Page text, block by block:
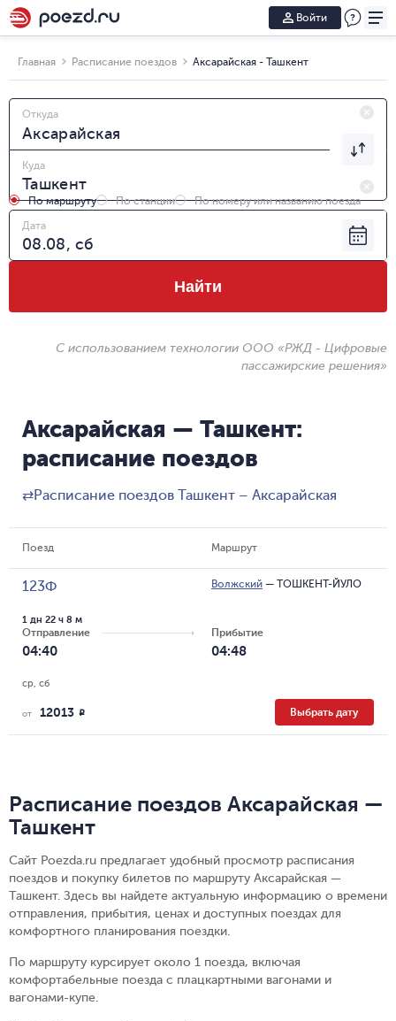
Войти
Главная Расписание поездов Аксарайская - Ташкент
Откуда
Куда
По маршруту По станции
По номеру или названию поезда
Дата
Найти
С использованием технологии ООО «РЖД - Цифровые
пассажирские решения»
Аксарайская — Ташкент:
расписание поездов
⇄Расписание поездов Ташкент – Аксарайская
Поезд Маршрут
123Ф Волжский — ТОШКЕНТ-ЙУЛО
Отправление
04:40
1 дн 22 ч 8 м
Прибытие
04:48
ср, сб
от 12013 R Выбрать дату
Расписание поездов Аксарайская —
Ташкент
Сайт Poezda.ru предлагает удобный просмотр расписания
поездов и покупку билетов по маршруту Аксарайская —
Ташкент. Здесь вы найдете актуальную информацию о времени
отправления, прибытия, ценах и доступных поездах для
комфортного планирования поездки.
По маршруту курсирует около 1 поезда, включая
комфортабельные поезда с плацкартными вагонами и
вагонами-купе.